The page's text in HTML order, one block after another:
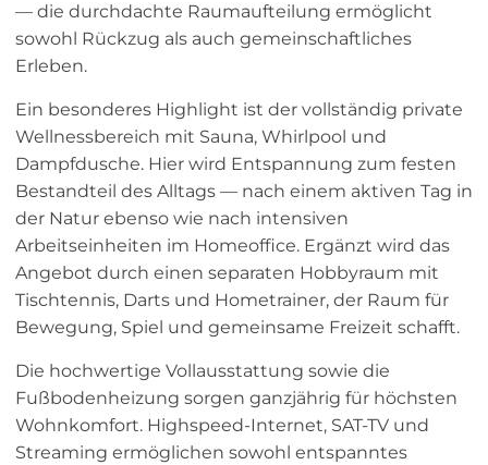
— die durchdachte Raumaufteilung ermöglicht
sowohl Rückzug als auch gemeinschaftliches
Erleben.
Ein besonderes Highlight ist der vollständig private
Wellnessbereich mit Sauna, Whirlpool und
Dampfdusche. Hier wird Entspannung zum festen
Bestandteil des Alltags — nach einem aktiven Tag in
der Natur ebenso wie nach intensiven
Arbeitseinheiten im Homeoffice. Ergänzt wird das
Angebot durch einen separaten Hobbyraum mit
Tischtennis, Darts und Hometrainer, der Raum für
Bewegung, Spiel und gemeinsame Freizeit schafft.
Die hochwertige Vollausstattung sowie die
Fußbodenheizung sorgen ganzjährig für höchsten
Wohnkomfort. Highspeed-Internet, SAT-TV und
Streaming ermöglichen sowohl entspanntes